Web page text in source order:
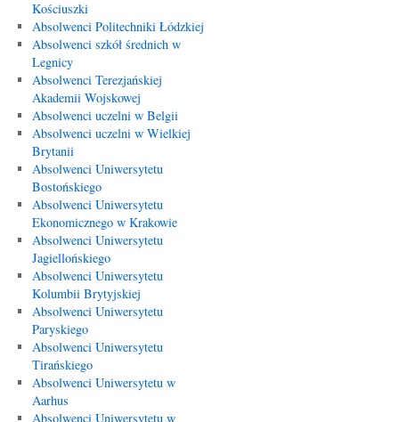
Kościuszki
Absolwenci Politechniki Łódzkiej
Absolwenci szkół średnich w
Legnicy
Absolwenci Terezjańskiej
Akademii Wojskowej
Absolwenci uczelni w Belgii
Absolwenci uczelni w Wielkiej
Brytanii
Absolwenci Uniwersytetu
Bostońskiego
Absolwenci Uniwersytetu
Ekonomicznego w Krakowie
Absolwenci Uniwersytetu
Jagiellońskiego
Absolwenci Uniwersytetu
Kolumbii Brytyjskiej
Absolwenci Uniwersytetu
Paryskiego
Absolwenci Uniwersytetu
Tirańskiego
Absolwenci Uniwersytetu w
Aarhus
Absolwenci Uniwersytetu w